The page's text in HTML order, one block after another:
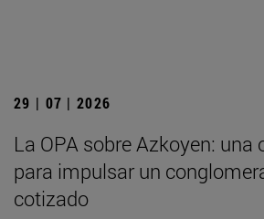
29 | 07 | 2026
La OPA sobre Azkoyen:
para impulsar un
cotizado